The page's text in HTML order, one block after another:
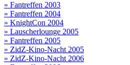
» Fantreffen 2003
» Fantreffen 2004
» KnightCon 2004
» Lauscherlounge 2005
» Fantreffen 2005
» ZidZ-Kino-Nacht 2005
» ZidZ-Kino-Nacht 2006